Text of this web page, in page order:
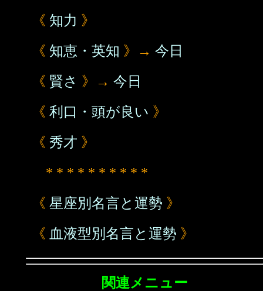
《 知力 》
《 知恵・英知 》→ 今日
《 賢さ 》→ 今日
《 利口・頭が良い 》
《 秀才 》
* * * * * * * * * *
《 星座別名言と運勢 》
《 血液型別名言と運勢 》
関連メニュー